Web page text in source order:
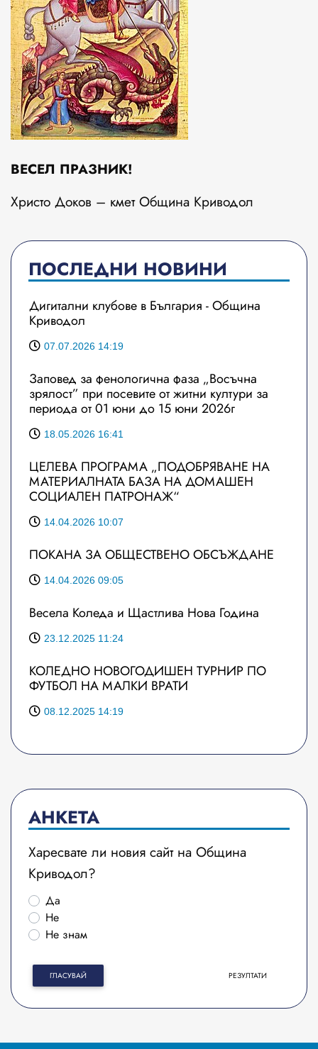
ВЕСЕЛ ПРАЗНИК!
Христо Доков – кмет Община Криводол
ПОСЛЕДНИ НОВИНИ
Дигитални клубове в България - Община
Криводол
07.07.2026 14:19
Заповед за фенологична фаза „Восъчна
зрялост” при посевите от житни култури за
периода от 01 юни до 15 юни 2026г
18.05.2026 16:41
ЦЕЛЕВА ПРОГРАМА „ПОДОБРЯВАНЕ НА
МАТЕРИАЛНАТА БАЗА НА ДОМАШЕН
СОЦИАЛЕН ПАТРОНАЖ“
14.04.2026 10:07
ПОКАНА ЗА ОБЩЕСТВЕНО ОБСЪЖДАНЕ
14.04.2026 09:05
Весела Коледа и Щастлива Нова Година
23.12.2025 11:24
КОЛЕДНО НОВОГОДИШЕН ТУРНИР ПО
ФУТБОЛ НА МАЛКИ ВРАТИ
08.12.2025 14:19
АНКЕТА
Харесвате ли новия сайт на Община
Криводол?
Да
Не
Не знам
ГЛАСУВАЙ РЕЗУЛТАТИ